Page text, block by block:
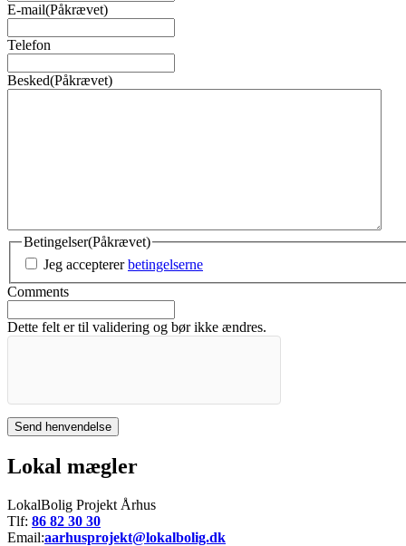
E-mail(Påkrævet)
Telefon
Besked(Påkrævet)
Betingelser(Påkrævet)
Jeg acceptererbetingelserne
Comments
Dette felt er til validering og bør ikke ændres.
Lokal mægler
LokalBolig Projekt Århus
Tlf: 86 82 30 30
Email:aarhusprojekt@lokalbolig.dk